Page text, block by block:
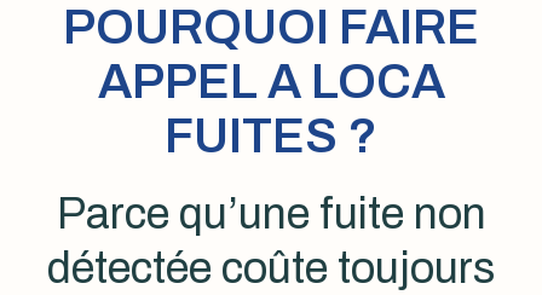
POURQUOI FAIRE
APPEL A LOCA
FUITES ?
Parce qu’une fuite non
détectée coûte toujours